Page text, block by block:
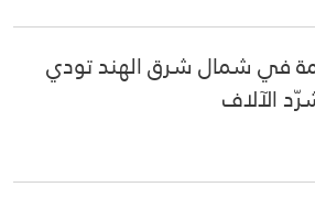
في شمال شرق الهند تودي